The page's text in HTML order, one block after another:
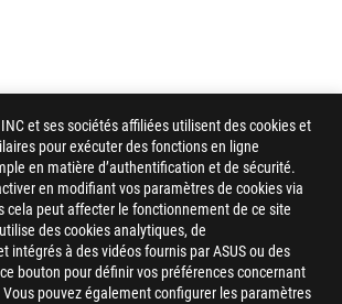
INC et ses sociétés affiliées utilisent des cookies et
pour exécuter des fonctions en ligne
en matière d’authentification et de sécurité.
en modifiant vos paramètres de cookies via
cela peut affecter le fonctionnement de ce site
des cookies analytiques, de
intégrés à des vidéos fournis par ASUS ou des
bouton pour définir vos préférences concernant
pouvez également configurer les paramètres